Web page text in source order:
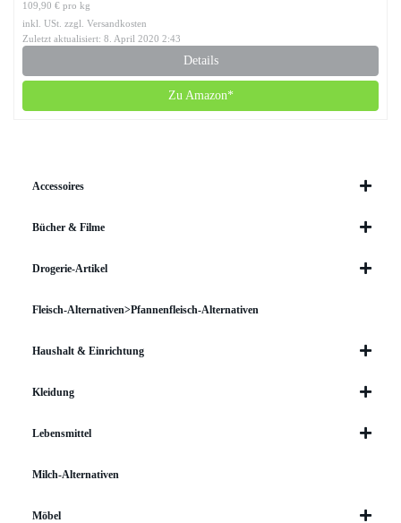
109,90 € pro kg
inkl. USt. zzgl. Versandkosten
Zuletzt aktualisiert: 8. April 2020 2:43
Details
Zu Amazon*
Accessoires
Bücher & Filme
Drogerie-Artikel
Fleisch-Alternativen>Pfannenfleisch-Alternativen
Haushalt & Einrichtung
Kleidung
Lebensmittel
Milch-Alternativen
Möbel